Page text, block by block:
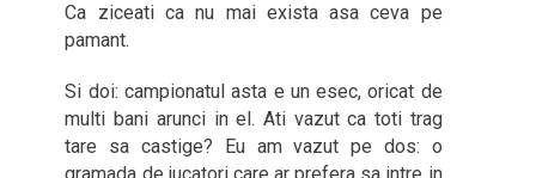
Ca ziceati ca nu mai exista asa ceva pe
pamant.
Si doi: campionatul asta e un esec, oricat de
multi bani arunci in el. Ati vazut ca toti trag
tare sa castige? Eu am vazut pe dos: o